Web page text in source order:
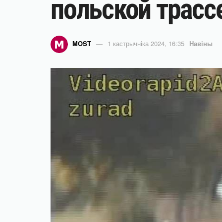
польской
MOST 1 кастрычніка 2024, 16:35 Навіны